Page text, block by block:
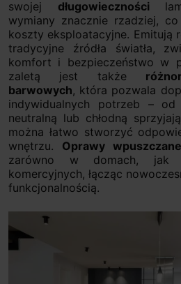
swojej długowieczności
wymiany znacznie rzadziej,
koszty eksploatacyjne. Emitują
tradycyjne źródła światła,
komfort i bezpieczeństwo w
zaletą jest także
barwowych, która pozwala
indywidualnych potrzeb – od
neutralną lub chłodną
można łatwo stworzyć
wnętrzu. Oprawy
zarówno w domach, jak
komercyjnych, łącząc
funkcjonalnością.